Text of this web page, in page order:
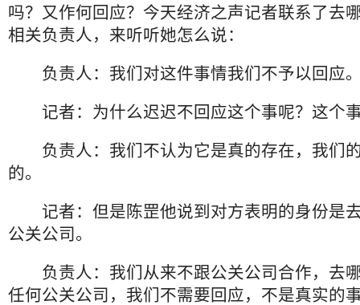
吗？又作何回应？今天经济之声记者联系了去
相关负责人，来听听她怎么说：
负责人：我们对这件事情我们不予以回应
记者：为什么迟迟不回应这个事呢？这个
负责人：我们不认为它是真的存在，我们
的。
记者：但是陈罡他说到对方表明的身份是
公关公司。
负责人：我们从来不跟公关公司合作，去
任何公关公司，我们不需要回应，不是真实的